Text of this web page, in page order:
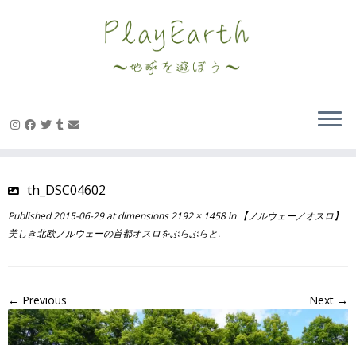
th_DSC04602
Published2015-06-29at dimensions2192 × 1458in【ノルウェー／オスロ】
美しき北欧ノルウェーの首都オスロをぶらぶらと.
← Previous Next →